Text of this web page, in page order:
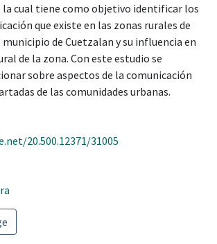
la cual tiene como objetivo identificar los
que existe en las zonas rurales de
de Cuetzalan y su influencia en
de la zona. Con este estudio se
sobre aspectos de la comunicación
de las comunidades urbanas.
20.500.12371/31005